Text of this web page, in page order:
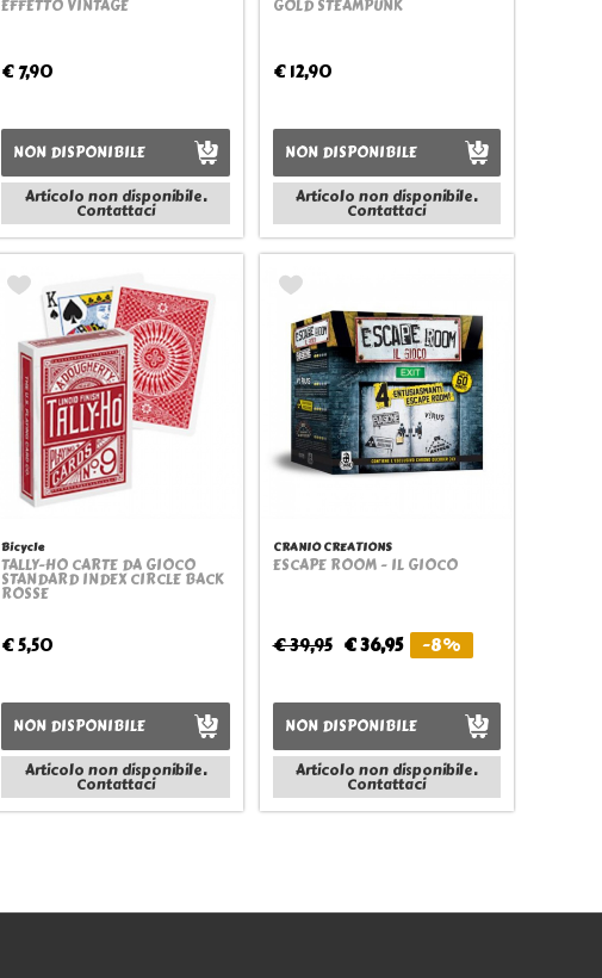
EFFETTO VINTAGE
€ 7,90
NON DISPONIBILE
Articolo non disponibile.
Contattaci
GOLD STEAMPUNK
€ 12,90
NON DISPONIBILE
Articolo non disponibile.
Contattaci
Quickview
Bicycle
TALLY-HO CARTE DA GIOCO
STANDARD INDEX CIRCLE BACK
ROSSE
€ 5,50
NON DISPONIBILE
Articolo non disponibile.
Contattaci
Quickview
CRANIO CREATIONS
ESCAPE ROOM - IL GIOCO
€ 39,95 € 36,95 -8%
NON DISPONIBILE
Articolo non disponibile.
Contattaci